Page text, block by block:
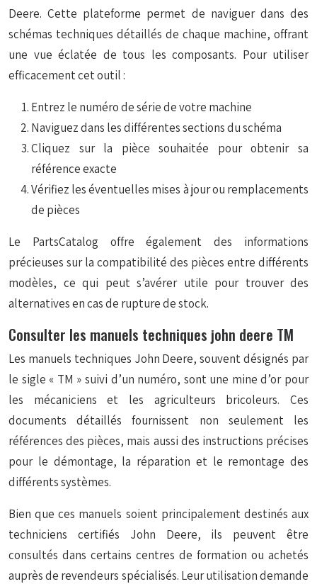
Deere. Cette plateforme permet de naviguer dans des
schémas techniques détaillés de chaque machine, offrant
une vue éclatée de tous les composants. Pour utiliser
efficacement cet outil :
Entrez le numéro de série de votre machine
Naviguez dans les différentes sections du schéma
Cliquez sur la pièce souhaitée pour obtenir sa
référence exacte
Vérifiez les éventuelles mises à jour ou remplacements
de pièces
Le PartsCatalog offre également des informations
précieuses sur la compatibilité des pièces entre différents
modèles, ce qui peut s’avérer utile pour trouver des
alternatives en cas de rupture de stock.
Consulter les manuels techniques john deere TM
Les manuels techniques John Deere, souvent désignés par
le sigle « TM » suivi d’un numéro, sont une mine d’or pour
les mécaniciens et les agriculteurs bricoleurs. Ces
documents détaillés fournissent non seulement les
références des pièces, mais aussi des instructions précises
pour le démontage, la réparation et le remontage des
différents systèmes.
Bien que ces manuels soient principalement destinés aux
techniciens certifiés John Deere, ils peuvent être
consultés dans certains centres de formation ou achetés
auprès de revendeurs spécialisés. Leur utilisation demande